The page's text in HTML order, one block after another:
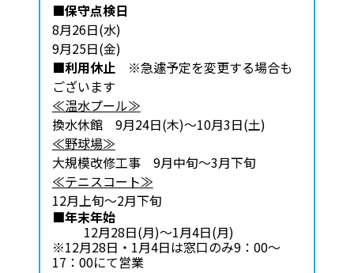
■保守点検日
8月26日(水)
9月25日(金)
■利用休止 ※急遽予定を変更する場合も
ございます
≪温水プール≫
換水休館 9月24日(木)～10月3日(土)
≪野球場≫
大規模改修工事 9月中旬～3月下旬
≪テニスコート≫
12月上旬～2月下旬
■年末年始
12月28日(月)～1月4日(月)
※12月28日・1月4日は窓口のみ9：00～
17：00にて営業